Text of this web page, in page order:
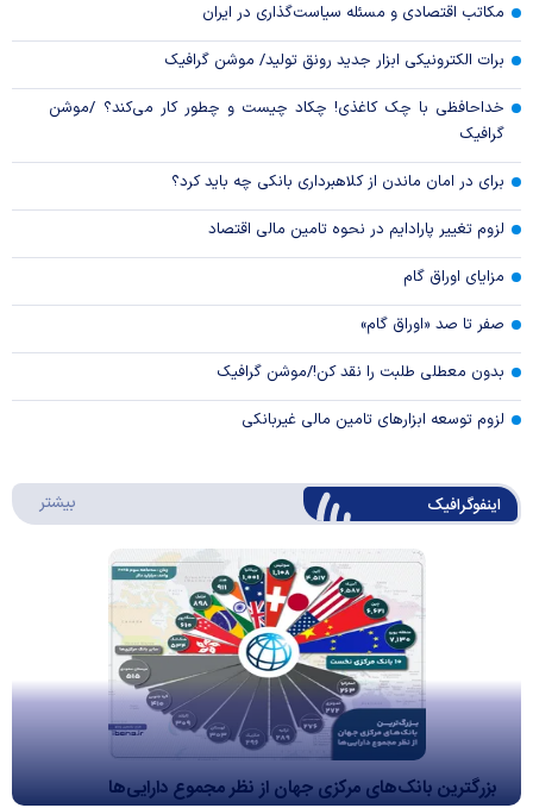
مکاتب اقتصادی و مسئله سیاست‌گذاری در ایران
برات الکترونیکی ابزار جدید رونق تولید/ موشن گرافیک
خداحافظی با چک کاغذی! چکاد چیست و چطور کار می‌کند؟ /موشن
گرافیک
برای در امان ماندن از کلاهبرداری بانکی چه باید کرد؟
لزوم تغییر پارادایم در نحوه تامین مالی اقتصاد
مزایای اوراق گام
صفر تا صد «اوراق گام»
بدون معطلی طلبت را نقد کن!/موشن گرافیک
لزوم توسعه ابزارهای تامین مالی غیربانکی
اینفوگرافیک بیشتر
بزرگترین بانک‌های مرکزی جهان از نظر مجموع دارایی‌ها